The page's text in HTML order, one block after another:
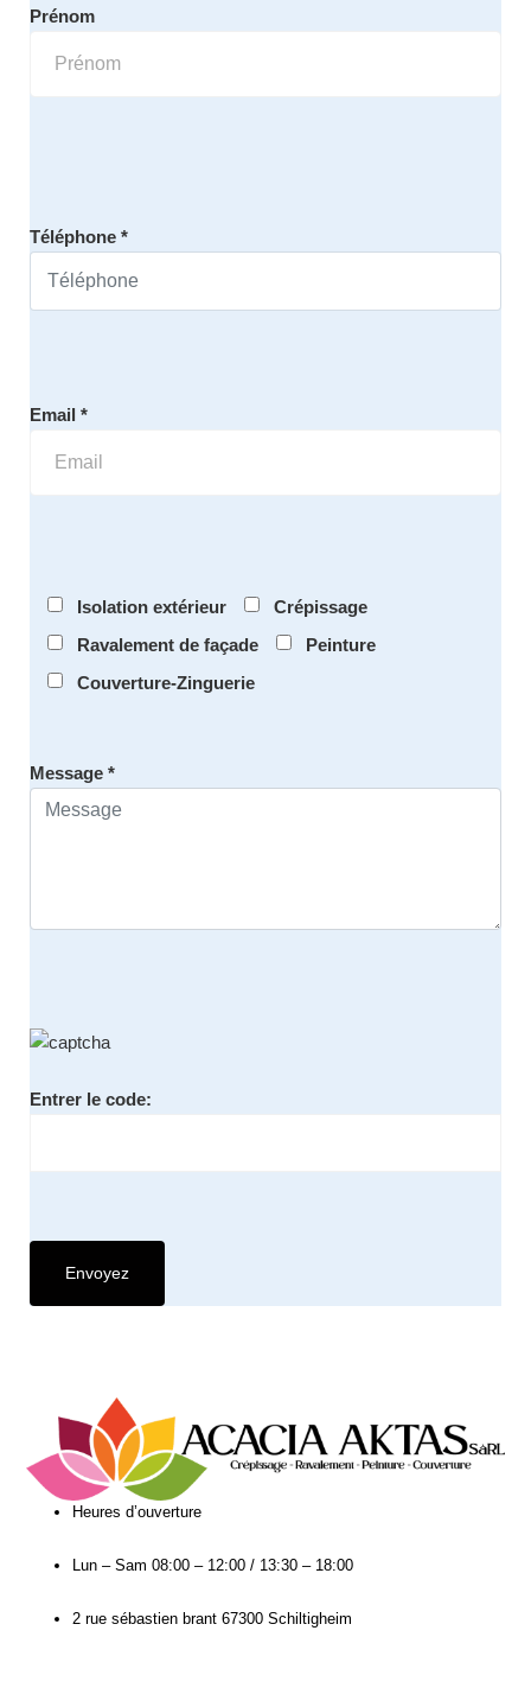
Prénom
Téléphone *
Email *
Isolation extérieur
Crépissage
Ravalement de façade
Peinture
Couverture-Zinguerie
Message *
Entrer le code:
Heures d’ouverture​
Lun – Sam 08:00 – 12:00 / 13:30 – 18:00
2 rue sébastien brant 67300 Schiltigheim